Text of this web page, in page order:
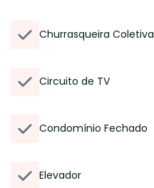
Churrasqueira Coletiva
Circuito de TV
Condomínio Fechado
Elevador